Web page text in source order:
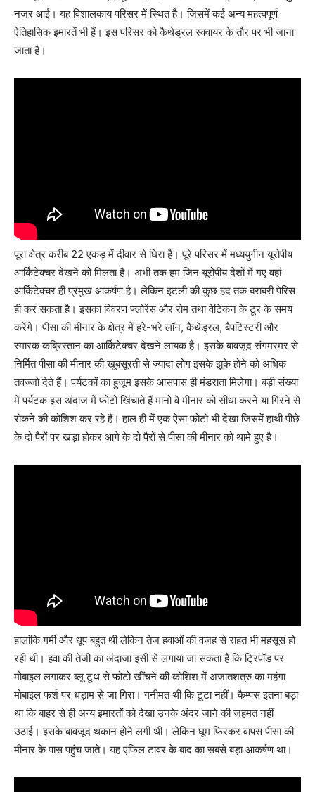
नजर आई। यह विशालकाय परिसर में स्थित है। जिसमें कई अन्य महत्वपूर्ण
ऐतिहासिक इमारतें भी हैं। इस परिसर को कैथेड्रल स्क्वायर के तौर पर भी जाना
जाता है।
पूरा क्षेत्र करीब 22 एकड़ में दीवार से घिरा है। पूरे परिसर में मध्ययुगीन यूरोपीय
आर्किटेक्चर देखने को मिलता है। अभी तक हम जिन यूरोपीय देशों में गए वहां
आर्किटेक्चर ही प्रमुख आकर्षण है। लेकिन इटली की कुछ हद तक बराबरी पेरिस
ही कर सकता है। इसका विवरण फ्लोरेंस और रोम तथा वेटिकन के टूर के समय
करेंगे। पीसा की मीनार के क्षेत्र में हरे-भरे लॉन, कैथेड्रल, बैपटिस्टरी और
स्मारक कब्रिस्तान का आर्किटेक्चर देखने लायक है। इसके बावजूद संगमरमर से
निर्मित पीसा की मीनार की खूबसूरती से ज्यादा लोग इसके झुके होने को अधिक
तवज्जो देते हैं। पर्यटकों का हुजूम इसके आसपास ही मंडराता मिलेगा। बड़ी संख्या
में पर्यटक इस अंदाज में फोटो खिंचाते हैं मानो वे मीनार को सीधा करने या गिरने से
रोकने की कोशिश कर रहे हैं। हाल ही में एक ऐसा फोटो भी देखा जिसमें हाथी पीछे
के दो पैरों पर खड़ा होकर आगे के दो पैरों से पीसा की मीनार को थामे हुए है।
हालांकि गर्मी और धूप बहुत थी लेकिन तेज हवाओं की वजह से राहत भी महसूस हो
रही थी। हवा की तेजी का अंदाजा इसी से लगाया जा सकता है कि ट्रिपॉड पर
मोबाइल लगाकर ब्लू टूथ से फोटो खींचने की कोशिश में अजातशत्रु का महंगा
मोबाइल फर्श पर धड़ाम से जा गिरा। गनीमत थी कि टूटा नहीं। कैम्पस इतना बड़ा
था कि बाहर से ही अन्य इमारतों को देखा उनके अंदर जाने की जहमत नहीं
उठाई। इसके बावजूद थकान होने लगी थी। लेकिन घूम फिरकर वापस पीसा की
मीनार के पास पहुंच जाते। यह एफिल टावर के बाद का सबसे बड़ा आकर्षण था।